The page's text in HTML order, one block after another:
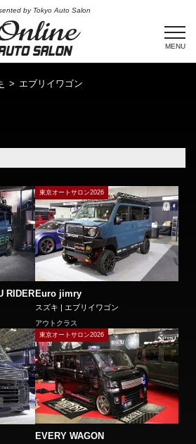
by Tokyo Auto Salon
MENU
エブリイワゴン
RIDER
東京オートサロン2026
Euro jimry
スズキ | エブリイワゴン
アウトクラス
東京オートサロン2026
EVERY WAGON